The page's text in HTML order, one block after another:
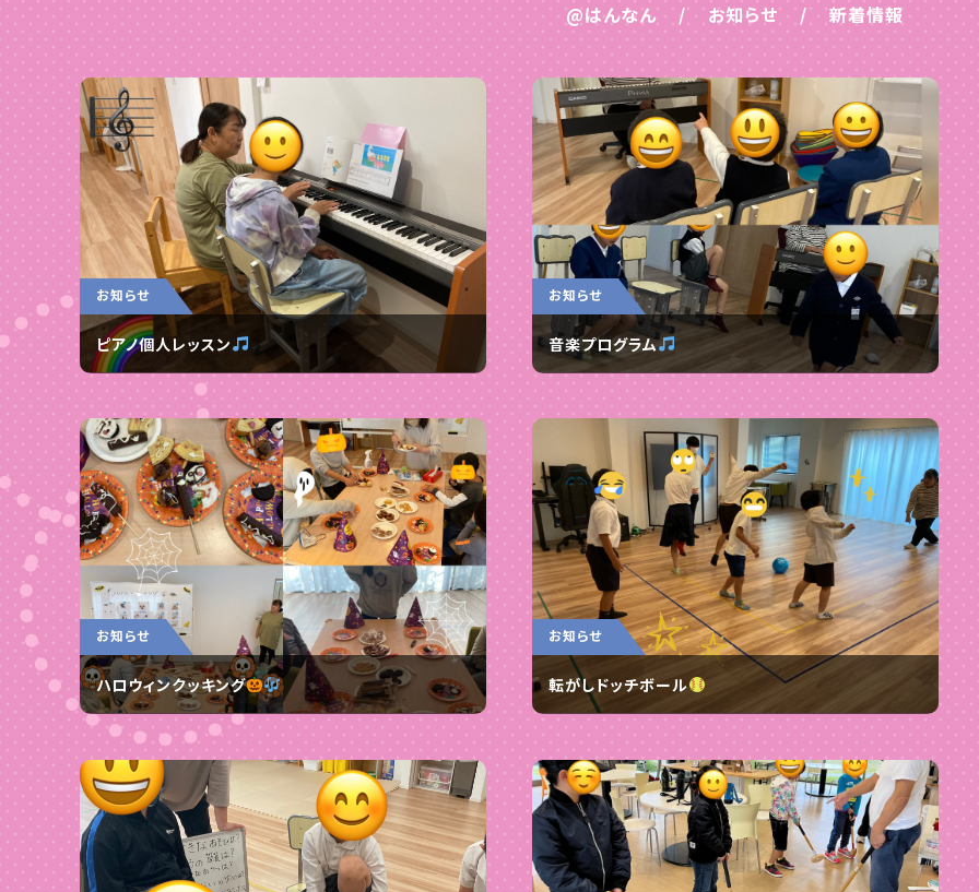
@はんなん お知らせ 新着情報
お知らせ
ピアノ個人レッスン
お知らせ
音楽プログラム
お知らせ
ハロウィンクッキング
お知らせ
転がしドッチボール